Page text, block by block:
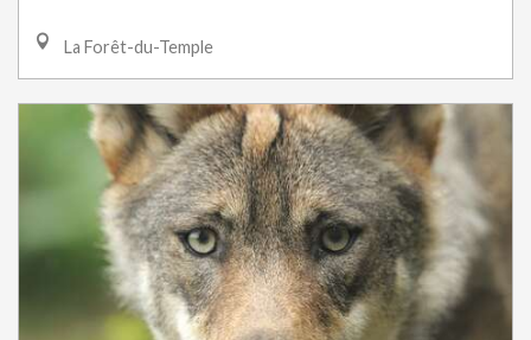
La Forêt-du-Temple